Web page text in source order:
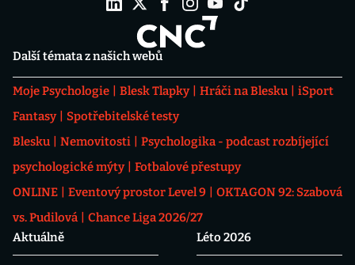
Další témata z našich webů
Moje Psychologie Blesk Tlapky Hráči na Blesku
iSport
Fantasy
Spotřebitelské testy
Blesku
Nemovitosti
Psychologika - podcast rozbíjející
psychologické mýty
Fotbalové přestupy
ONLINE
Eventový prostor Level 9
OKTAGON 92: Szabová
vs. Pudilová
Chance Liga 2026/27
Aktuálně
Léto 2026